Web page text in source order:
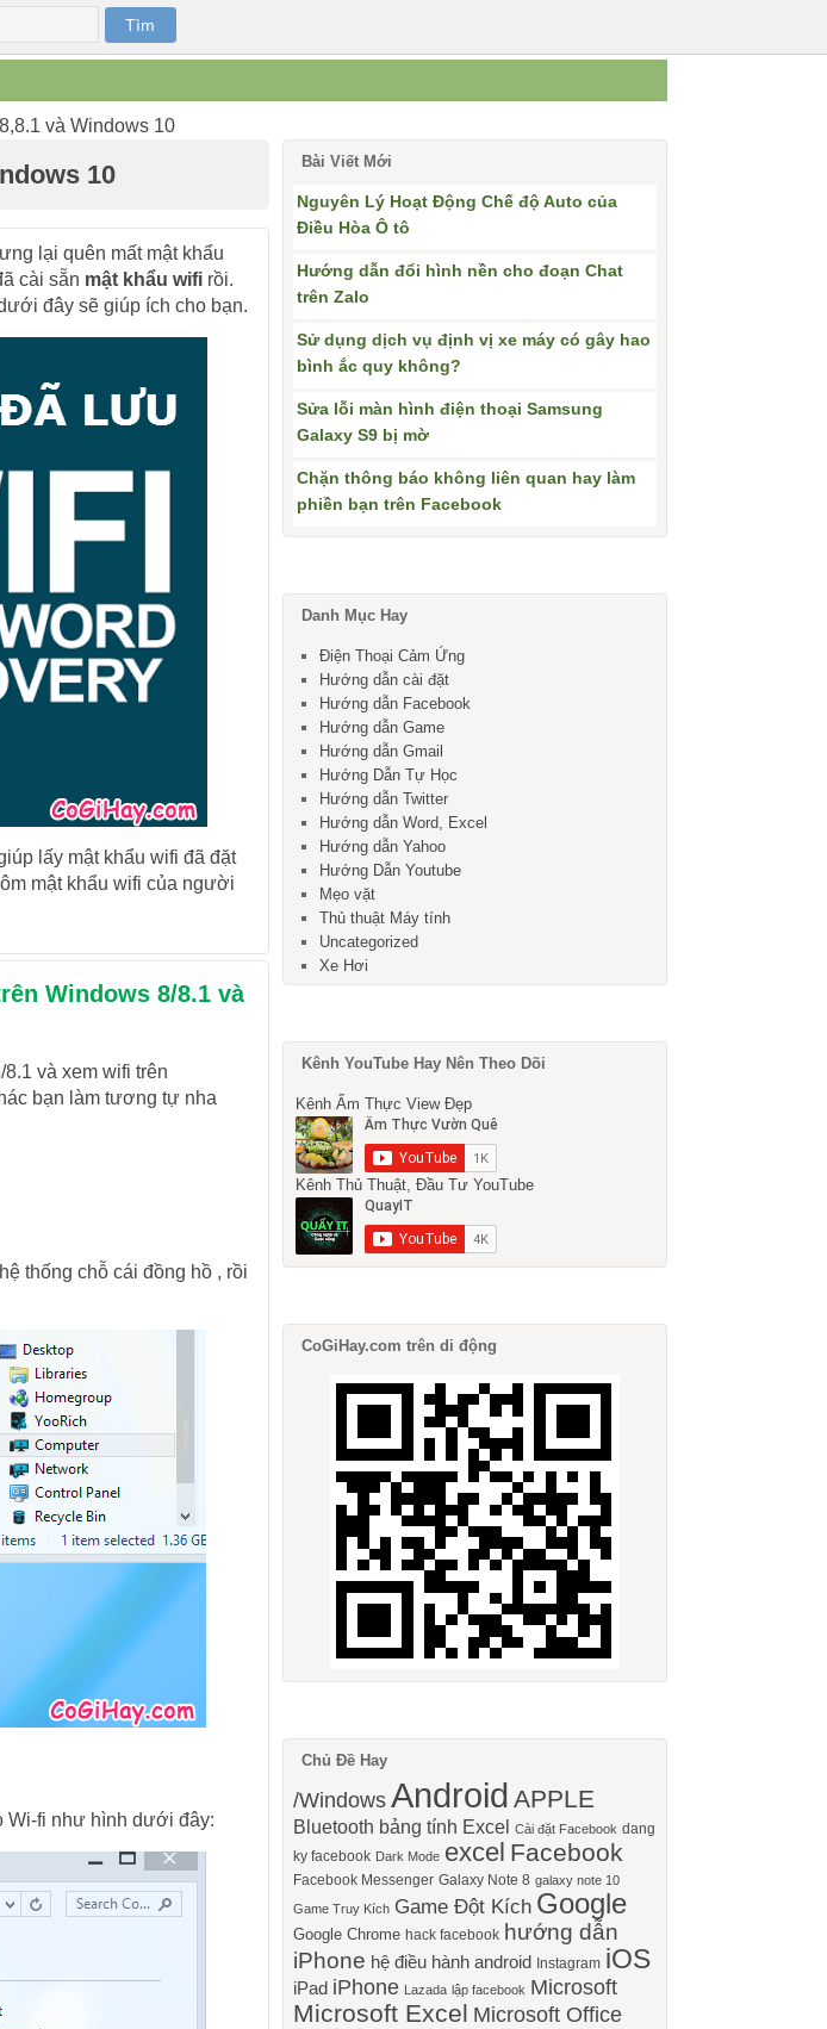
và Windows 10
10
lại quên mất mật khẩu
cài sẵn mật khẩu wifirồi.
đây sẽ giúp ích cho bạn.
lấy mật khẩu wifi đã đặt
mật khẩu wifi của người
Windows 8/8.1 và
và xem wifi trên
bạn làm tương tự nha
thống chỗ cái đồng hồ , rồi
Wi-fi như hình dưới đây:
Bài Viết Mới
Nguyên Lý Hoạt Động Chế độ Auto của
Điều Hòa Ô tô
Hướng dẫn đổi hình nền cho đoạn Chat
trên Zalo
Sử dụng dịch vụ định vị xe máy có gây hao
bình ắc quy không?
Sửa lỗi màn hình điện thoại Samsung
Galaxy S9 bị mờ
Chặn thông báo không liên quan hay làm
phiền bạn trên Facebook
Danh Mục Hay
Điện Thoại Cảm Ứng
Hướng dẫn cài đặt
Hướng dẫn Facebook
Hướng dẫn Game
Hướng dẫn Gmail
Hướng Dẫn Tự Học
Hướng dẫn Twitter
Hướng dẫn Word, Excel
Hướng dẫn Yahoo
Hướng Dẫn Youtube
Mẹo vặt
Thủ thuật Máy tính
Uncategorized
Xe Hơi
Kênh YouTube Hay Nên Theo Dõi
Kênh Ẩm Thực View Đẹp
Kênh Thủ Thuật, Đầu Tư YouTube
CoGiHay.com trên di động
Chủ Đề Hay
/Windows Android APPLE
Bluetooth bảng tính Excel Cài đặt Facebook dang
ky facebook Dark Mode excel Facebook
Facebook Messenger Galaxy Note 8 galaxy note 10
Game Truy Kích Game Đột Kích Google
Google Chrome hack facebook hướng dẫn
iPhone hệ điều hành android Instagram iOS
iPad iPhone Lazada lập facebook Microsoft
Microsoft Excel Microsoft Office